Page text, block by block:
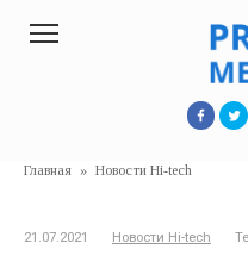
Главная » Новости Hi-tech
21.07.2021 Новости Hi-tech